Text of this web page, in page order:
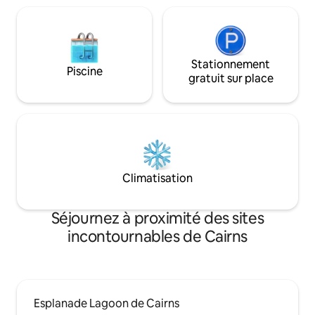
Piscine
Stationnement
gratuit sur place
Climatisation
Séjournez à proximité des sites
incontournables de Cairns
Esplanade Lagoon de Cairns